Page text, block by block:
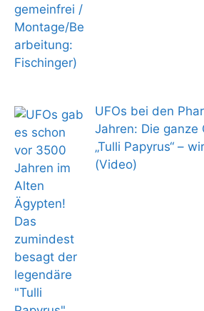
UFOs bei den
Jahren: Die ganze
„Tulli Papyrus“ –
(Video)